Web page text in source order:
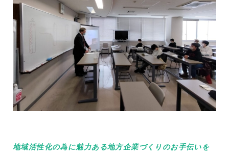
地域活性化の為に魅力ある地方企業づくりのお手伝いを